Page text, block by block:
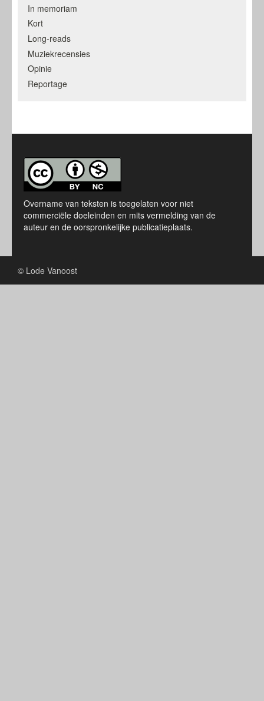
In memoriam
Kort
Long-reads
Muziekrecensies
Opinie
Reportage
Overname van teksten is toegelaten voor niet
commerciële doeleinden en mits vermelding van de
auteur en de oorspronkelijke publicatieplaats.
© Lode Vanoost